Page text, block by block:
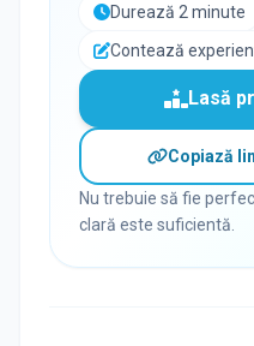
Durează 2 minute
Contează
Lasă
Copiază
Nu trebuie să fie
clară este suficientă.